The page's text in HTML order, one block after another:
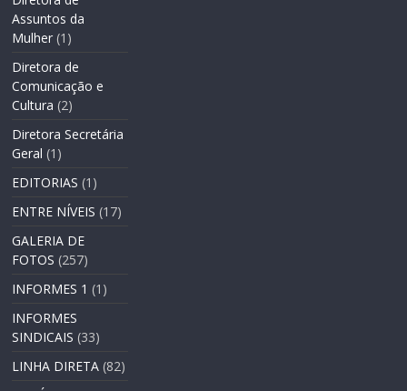
Assuntos da
Mulher (1)
Diretora de
Comunicação e
Cultura (2)
Diretora Secretária
Geral (1)
EDITORIAS (1)
ENTRE NÍVEIS (17)
GALERIA DE
FOTOS (257)
INFORMES 1 (1)
INFORMES
SINDICAIS (33)
LINHA DIRETA (82)